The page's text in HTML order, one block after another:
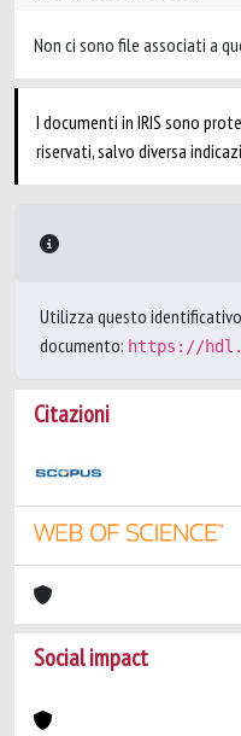
Non ci sono file associati a
I documenti in IRIS sono
riservati, salvo diversa
Utilizza questo
documento: https://
Citazioni
Social impact